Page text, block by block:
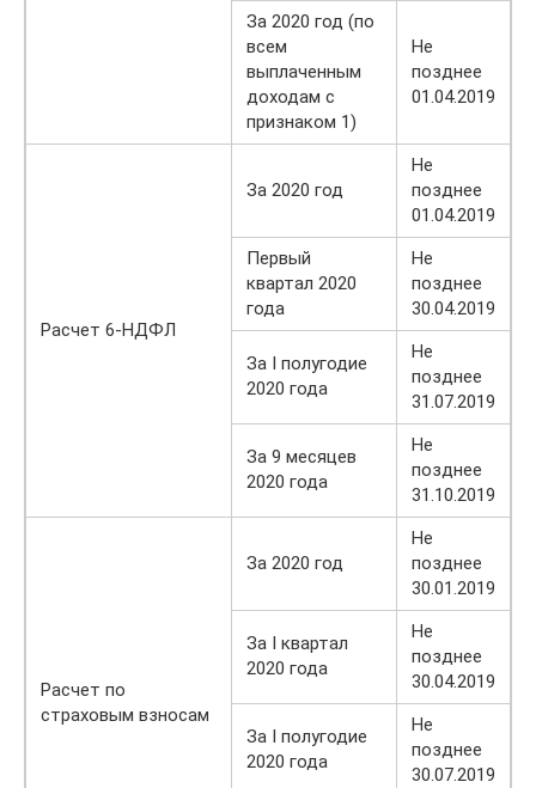
За 2020 год (по
всем
выплаченным
доходам с
признаком 1)
Не
позднее
01.04.2019
Расчет 6-НДФЛ
За 2020 год
Не
позднее
01.04.2019
Первый
квартал 2020
года
Не
позднее
30.04.2019
За I полугодие
2020 года
Не
позднее
31.07.2019
За 9 месяцев
2020 года
Не
позднее
31.10.2019
Расчет по
страховым взносам
За 2020 год
Не
позднее
30.01.2019
За I квартал
2020 года
Не
позднее
30.04.2019
За I полугодие
2020 года
Не
позднее
30.07.2019